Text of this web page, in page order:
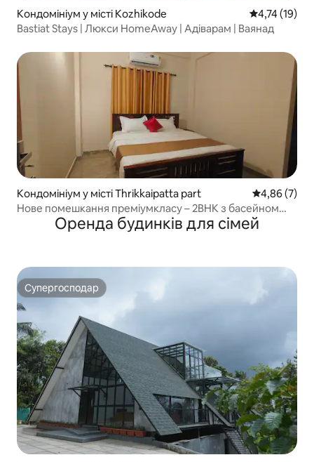
Кондомініум у місті Kozhikode Середня
4,74 (19)
Bastiat Stays | Люкси HomeAway | Адіварам | Ваянад
Кондомініум у місті Thrikkaipatta part Середня
4,86 (7)
Нове помешкання преміумкласу – 2BHK з басейном
Оренда будинків для сімей
Супергосподар
Супергосподар